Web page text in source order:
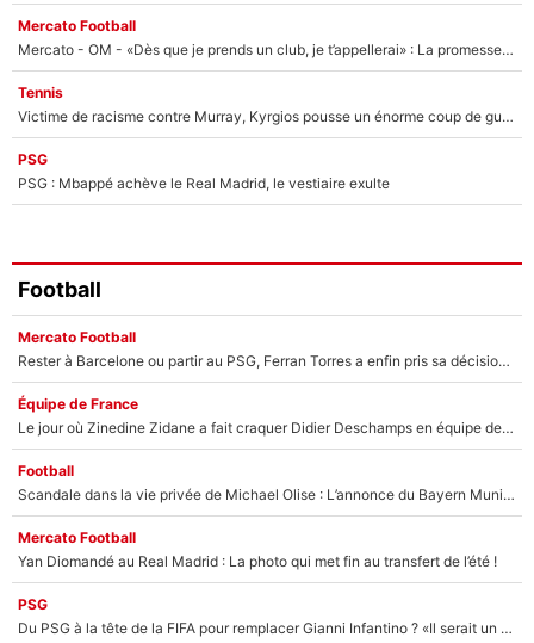
Mercato Football
Mercato - OM - «Dès que je prends un club, je t’appellerai» : La promesse de Marcelino au moment de claquer la porte
Tennis
Victime de racisme contre Murray, Kyrgios pousse un énorme coup de gueule !
PSG
PSG : Mbappé achève le Real Madrid, le vestiaire exulte
Football
Mercato Football
Rester à Barcelone ou partir au PSG, Ferran Torres a enfin pris sa décision : La course contre la montre est lancée !
Équipe de France
Le jour où Zinedine Zidane a fait craquer Didier Deschamps en équipe de France : «Je m’en suis voulu», l’ancien sélectionneur a regretté son geste !
Football
Scandale dans la vie privée de Michael Olise : L’annonce du Bayern Munich sur son enfant caché
Mercato Football
Yan Diomandé au Real Madrid : La photo qui met fin au transfert de l’été !
PSG
Du PSG à la tête de la FIFA pour remplacer Gianni Infantino ? «Il serait un mauvais président», le patron de la Liga s'attaque à Nasser Al-Khelaïfi !